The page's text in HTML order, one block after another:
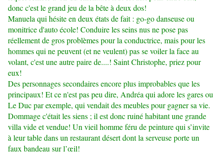
donc c'est le grand jeu de la bête à deux dos!
Manuela qui hésite en deux états de fait : go-go danseuse ou
monitrice d'auto école! Conduire les seins nus ne pose pas
réellement de gros problèmes pour la conductrice, mais pour les
hommes qui ne peuvent (et ne veulent) pas se voiler la face au
volant, c'est une autre paire de....! Saint Christophe, priez pour
eux!
Des personnages secondaires encore plus improbables que les
principaux! Et ce n'est pas peu dire, Andréa qui adore les gares ou
Le Duc par exemple, qui vendait des meubles pour gagner sa vie.
Dommage c'était les siens ; il est donc ruiné habitant une grande
villa vide et vendue! Un vieil homme féru de peinture qui s’invite
à leur table dans un restaurant désert dont la serveuse porte un
faux bandeau sur l’œil!